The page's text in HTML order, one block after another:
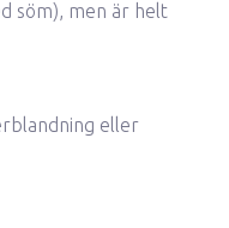
söm), men är helt
eller